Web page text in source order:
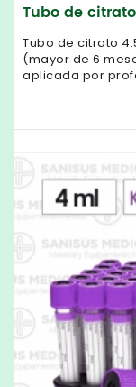
Tubo de
Tubo de citrato
(mayor de 6
aplicada por